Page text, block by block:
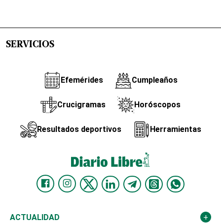
SERVICIOS
Efemérides Cumpleaños
Crucigramas Horóscopos
Resultados deportivos Herramientas
ACTUALIDAD